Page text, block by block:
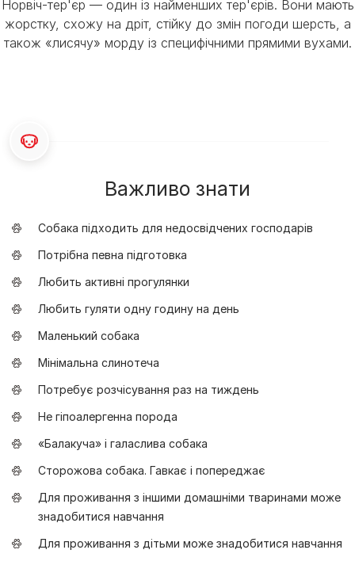
Норвіч-тер'єр — один із найменших тер'єрів. Вони мають
жорстку, схожу на дріт, стійку до змін погоди шерсть, а
також «лисячу» морду із специфічними прямими вухами.
Важливо знати
Собака підходить для недосвідчених господарів
Потрібна певна підготовка
Любить активні прогулянки
Любить гуляти одну годину на день
Маленький собака
Мінімальна слинотеча
Потребує розчісування раз на тиждень
Не гіпоалергенна порода
«Балакуча» і галаслива собака
Сторожова собака. Гавкає і попереджає
Для проживання з іншими домашніми тваринами може
знадобитися навчання
Для проживання з дітьми може знадобитися навчання